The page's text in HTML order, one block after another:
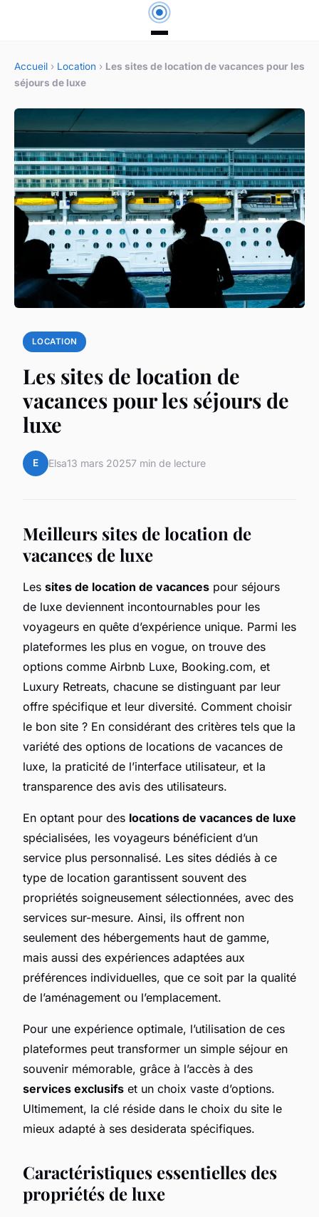
Accueil › Location › Les sites de location de vacances pour les
séjours de luxe
LOCATION
Les sites de location de
vacances pour les séjours de
luxe
E Elsa13 mars 20257 min de lecture
Meilleurs sites de location de
vacances de luxe
Les sites de location de vacances pour séjours
de luxe deviennent incontournables pour les
voyageurs en quête d’expérience unique. Parmi les
plateformes les plus en vogue, on trouve des
options comme Airbnb Luxe, Booking.com, et
Luxury Retreats, chacune se distinguant par leur
offre spécifique et leur diversité. Comment choisir
le bon site ? En considérant des critères tels que la
variété des options de locations de vacances de
luxe, la praticité de l’interface utilisateur, et la
transparence des avis des utilisateurs.
En optant pour des locations de vacances de luxe
spécialisées, les voyageurs bénéficient d’un
service plus personnalisé. Les sites dédiés à ce
type de location garantissent souvent des
propriétés soigneusement sélectionnées, avec des
services sur-mesure. Ainsi, ils offrent non
seulement des hébergements haut de gamme,
mais aussi des expériences adaptées aux
préférences individuelles, que ce soit par la qualité
de l’aménagement ou l’emplacement.
Pour une expérience optimale, l’utilisation de ces
plateformes peut transformer un simple séjour en
souvenir mémorable, grâce à l’accès à des
services exclusifs et un choix vaste d’options.
Ultimement, la clé réside dans le choix du site le
mieux adapté à ses desiderata spécifiques.
Caractéristiques essentielles des
propriétés de luxe